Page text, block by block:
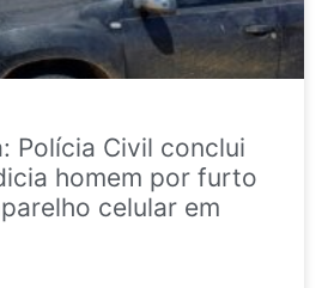
Polícia Civil conclui
homem por furto
celular em